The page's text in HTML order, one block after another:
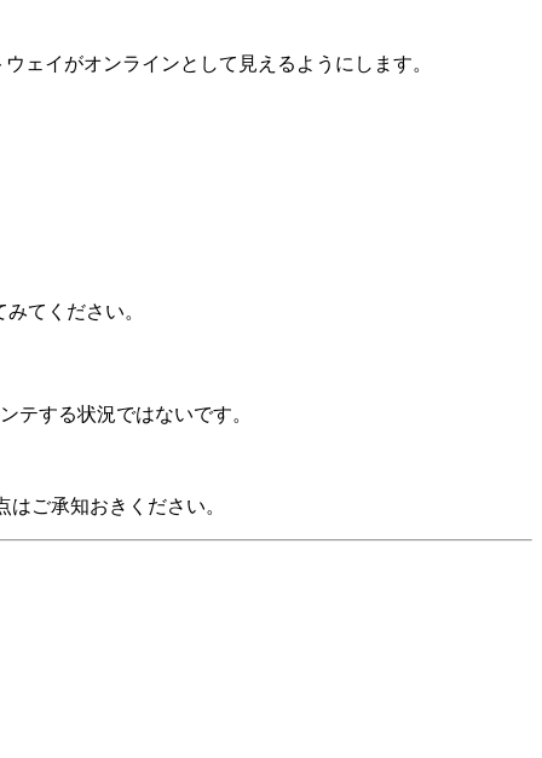
ェイがオンラインとして見えるようにします。
てください。
テする状況ではないです。
ご承知おきください。